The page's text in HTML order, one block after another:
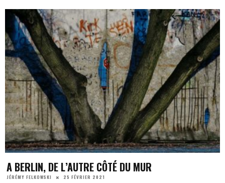
A BERLIN, DE L’AUTRE CÔTÉ DU MUR
JÉRÉMY FELKOWSKI 25 FÉVRIER 2021